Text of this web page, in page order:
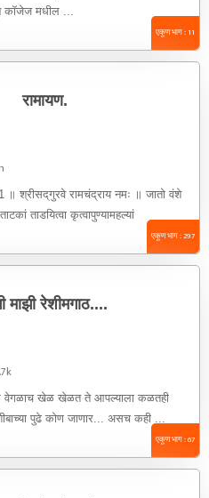
कॉजेज मधील ...
एकूण भाग : 11
रामायण.
॥ श्रीसद्‌गुरवे रामचंद्राय नमः ॥ जातो वंशे
ताडयित्वा कृत्वापुण्यामहल्यां
च वालिं बध्वाब्धिं ...
एकूण भाग : 297
माझी रेशीमगाठ....
वेगळाच खेळ खेळत ते आपल्याला कळतही
पुढे कोण जाणार... असच कही ...
एकूण भाग : 67